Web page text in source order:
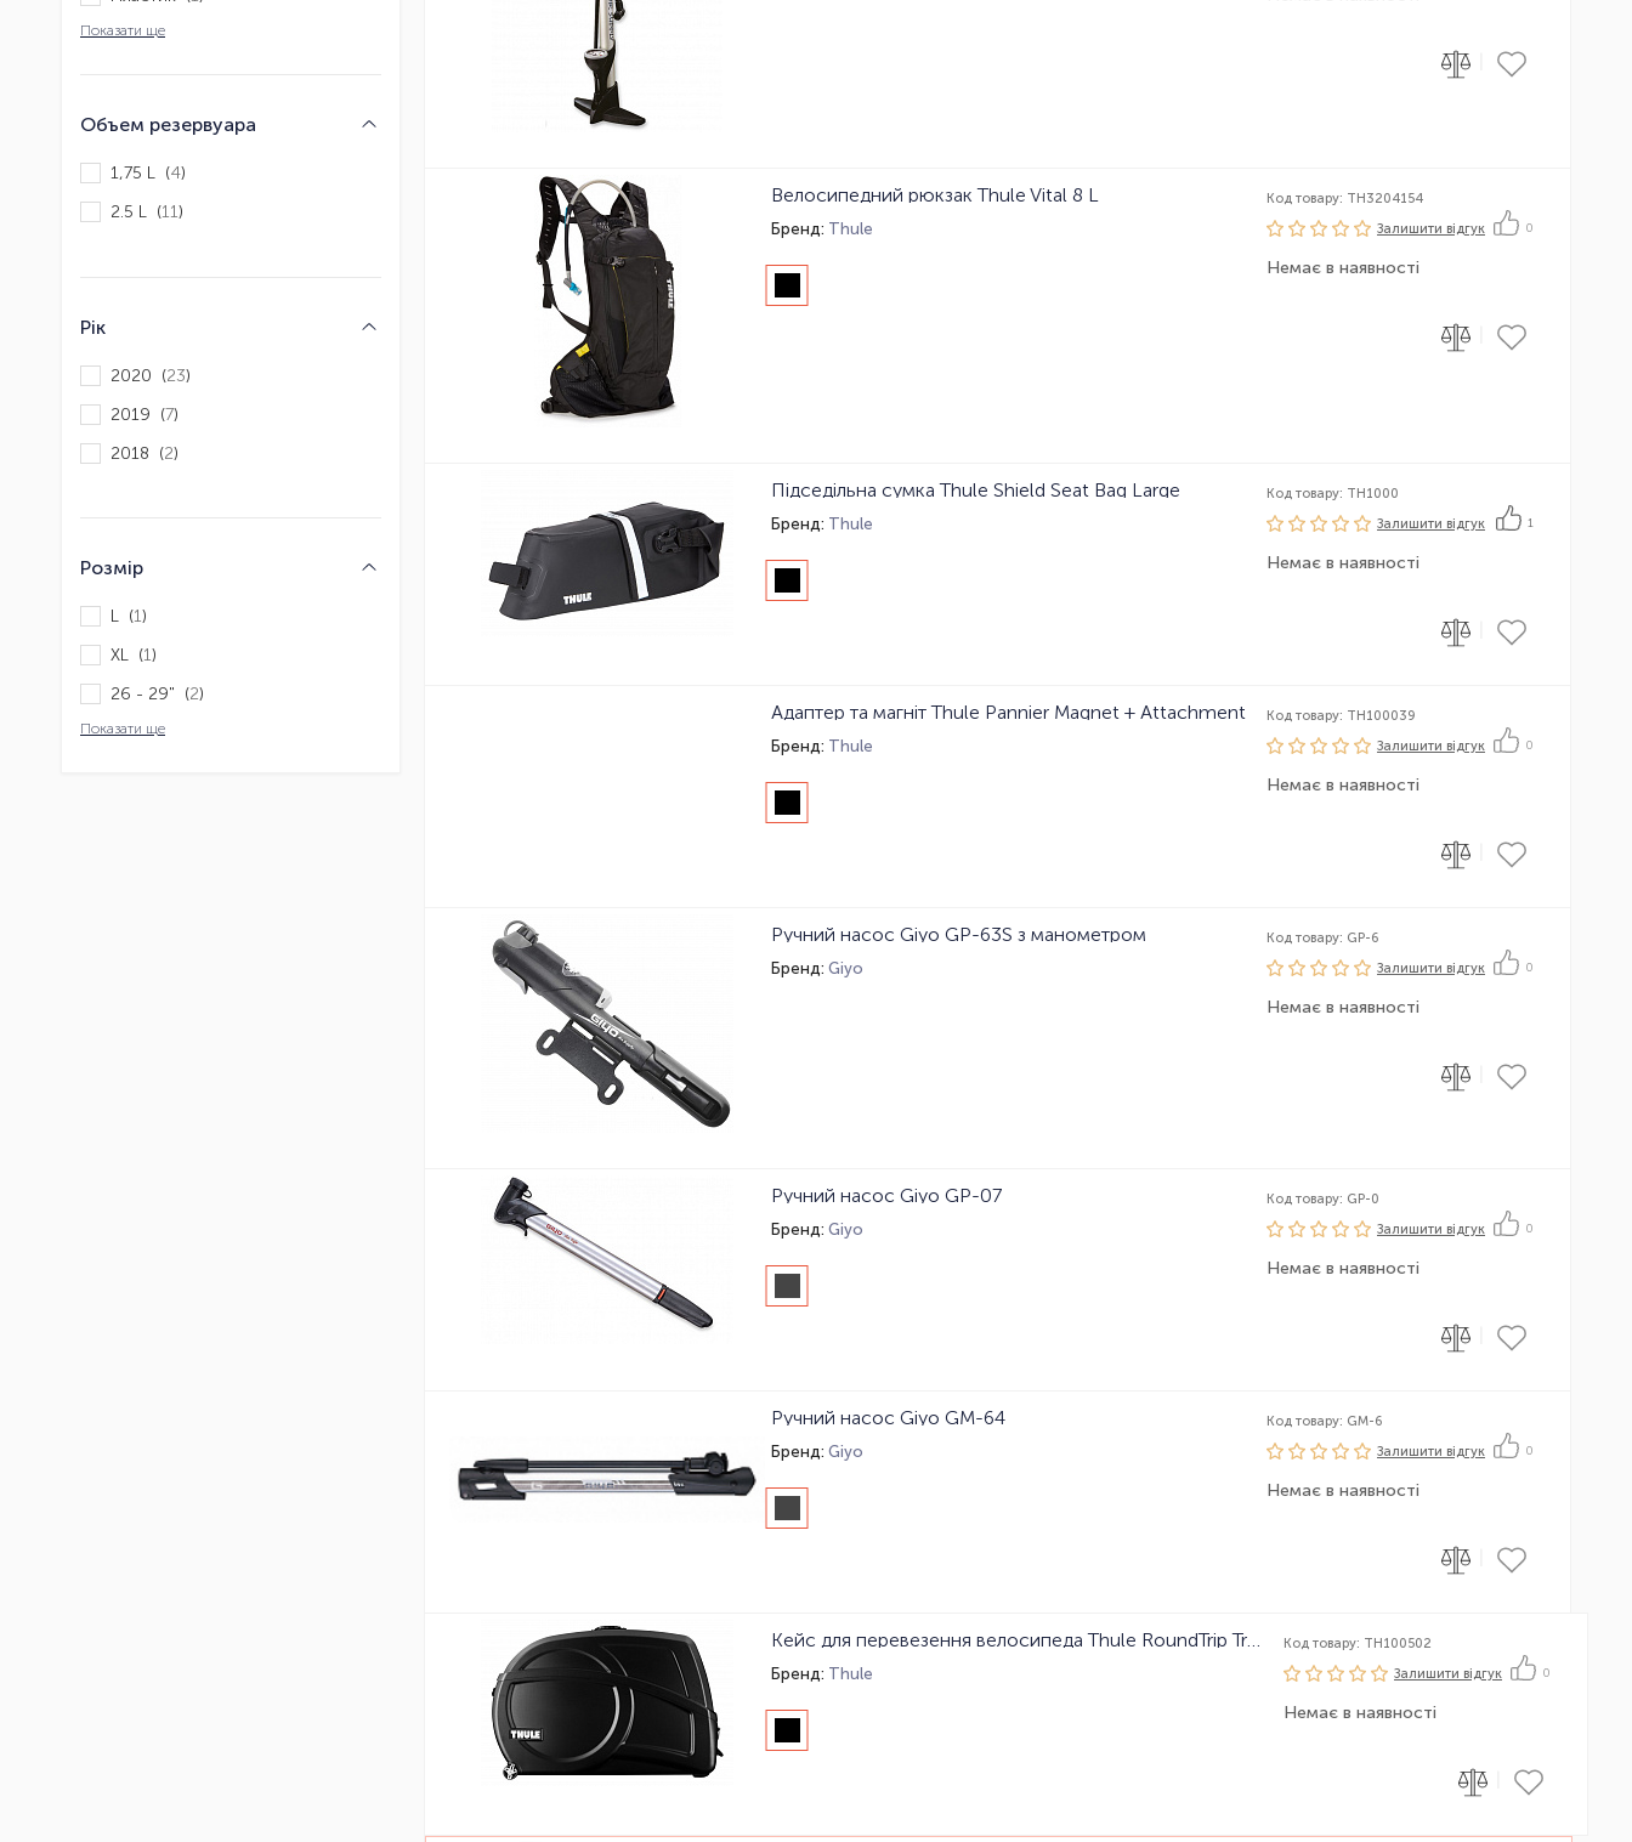
Показати ще
Объем резервуара
1,75 L (4)
2.5 L (11)
Рік
2020 (23)
2019 (7)
2018 (2)
Розмір
L (1)
XL (1)
26 - 29" (2)
Показати ще
Велосипедний рюкзак Thule Vital 8 L
Бренд: Thule
Код товару: TH3204154
Залишити вiдгук
0
Немає в наявності
Підседільна сумка Thule Shield Seat Bag Large
Бренд: Thule
Код товару: TH1000
Залишити вiдгук
1
Немає в наявності
Адаптер та магніт Thule Pannier Magnet + Attachment
Бренд: Thule
Код товару: TH100039
Залишити вiдгук
0
Немає в наявності
Ручний насос Giyo GP-63S з манометром
Бренд: Giyo
Код товару: GP-6
Залишити вiдгук
0
Немає в наявності
Ручний насос Giyo GP-07
Бренд: Giyo
Код товару: GP-0
Залишити вiдгук
0
Немає в наявності
Ручний насос Giyo GM-64
Бренд: Giyo
Код товару: GM-6
Залишити вiдгук
0
Немає в наявності
Кейс для перевезення велосипеда Thule RoundTrip Transition
Бренд: Thule
Код товару: TH100502
Залишити вiдгук
0
Немає в наявності